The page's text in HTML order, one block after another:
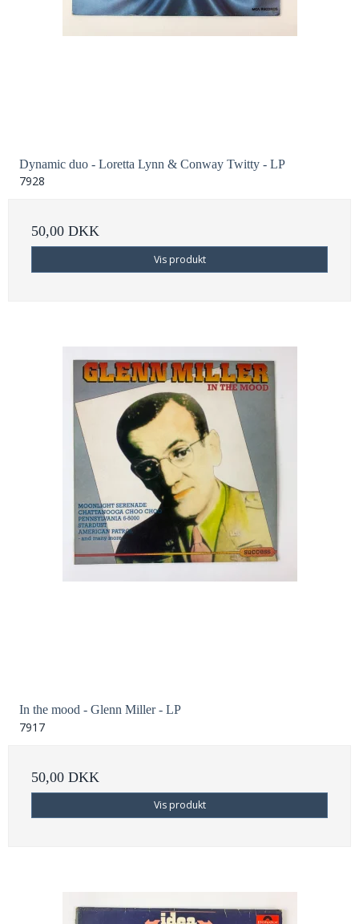
Dynamic duo - Loretta Lynn & Conway Twitty - LP
7928
50,00 DKK
Vis produkt
In the mood - Glenn Miller - LP
7917
50,00 DKK
Vis produkt